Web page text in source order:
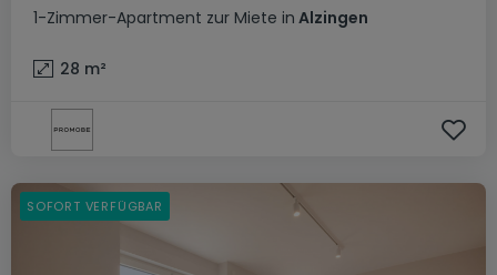
1-Zimmer-Apartment zur Miete in Alzingen
28 m²
SOFORT VERFÜGBAR